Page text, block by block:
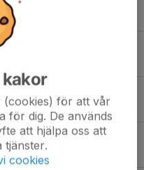
(cookies) för att vår
för dig. De används
att hjälpa oss att
tjänster.
cookies